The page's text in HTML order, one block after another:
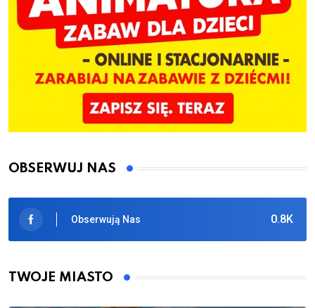
OBSERWUJ NAS
0.8K
Obserwują Nas
TWOJE MIASTO